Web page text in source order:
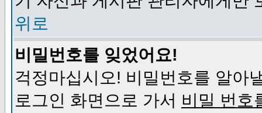
위로
비밀번호를 잊었어요!
걱정마십시오! 비밀번호를 알아
로그인 화면으로 가서 비밀 번호